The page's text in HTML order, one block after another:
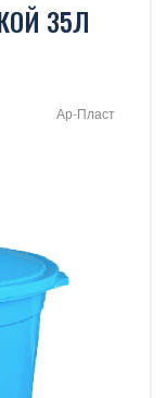
35Л
Ар-Пласт